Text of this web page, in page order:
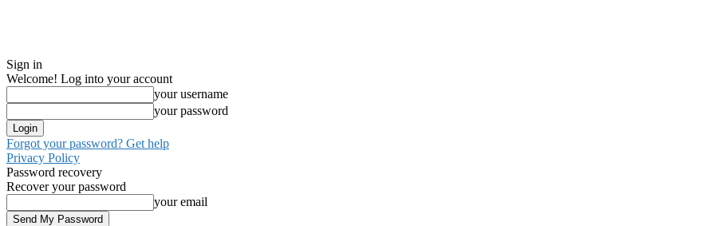
Sign in
Welcome! Log into your account
your username
your password
Forgot your password? Get help
Privacy Policy
Password recovery
Recover your password
your email